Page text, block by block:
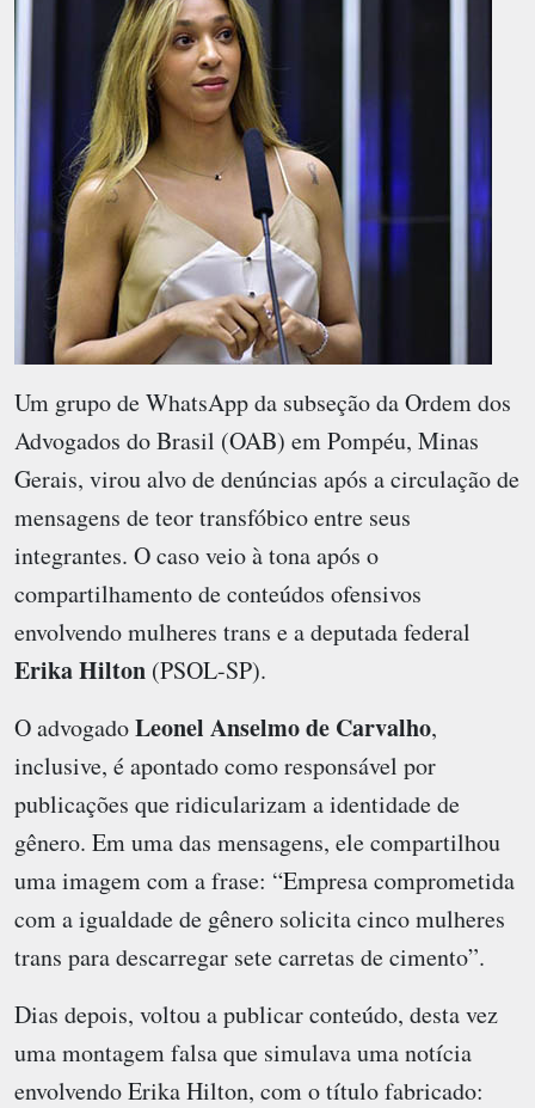
Um grupo de WhatsApp da subseção da Ordem dos
Advogados do Brasil (OAB) em Pompéu, Minas
Gerais, virou alvo de denúncias após a circulação de
mensagens de teor transfóbico entre seus
integrantes. O caso veio à tona após o
compartilhamento de conteúdos ofensivos
envolvendo mulheres trans e a deputada federal
Erika Hilton (PSOL-SP).
O advogadoLeonel Anselmo de Carvalho,
inclusive, é apontado como responsável por
publicações que ridicularizam a identidade de
gênero. Em uma das mensagens, ele compartilhou
uma imagem com a frase: “Empresa comprometida
com a igualdade de gênero solicita cinco mulheres
trans para descarregar sete carretas de cimento”.
Dias depois, voltou a publicar conteúdo, desta vez
uma montagem falsa que simulava uma notícia
envolvendo Erika Hilton, com o título fabricado: